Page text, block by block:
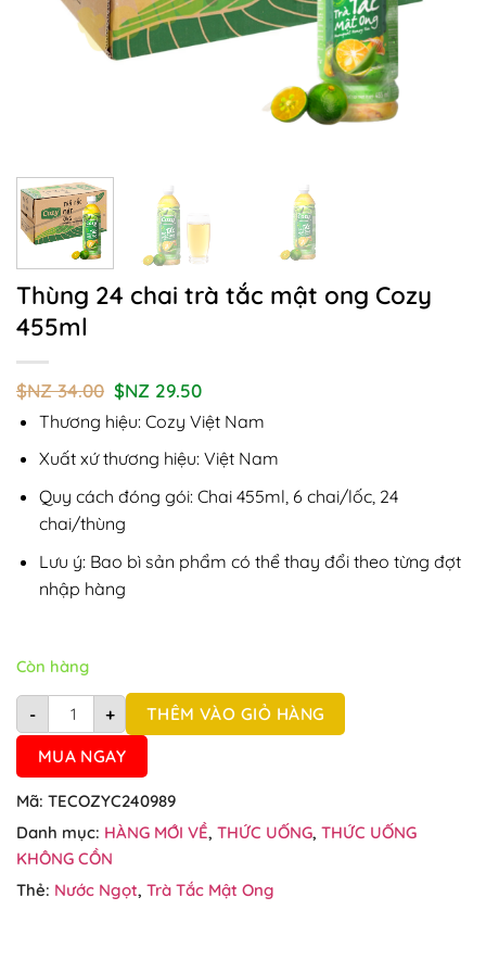
Thùng 24 chai trà tắc mật ong Cozy
455ml
$NZ34.00 Giá
gốc
là:
34.00.
$NZ 29.50Giá
tại
$NZ
29.50.
Thương hiệu: Cozy Việt Nam
Xuất xứ thương hiệu: Việt Nam
Quy cách đóng gói: Chai 455ml, 6 chai/lốc, 24
chai/thùng
Lưu ý: Bao bì sản phẩm có thể thay đổi theo từng đợt
nhập hàng
Còn hàng
-
Thùng 24 chai trà tắc mật ong Cozy 455ml số lượng
+
THÊM VÀO GIỎ HÀNG
MUA NGAY
Mã: TECOZYC240989
Danh mục: HÀNG MỚI VỀ, THỨC UỐNG, THỨC UỐNG
KHÔNG CỒN
Thẻ: Nước Ngọt, Trà Tắc Mật Ong